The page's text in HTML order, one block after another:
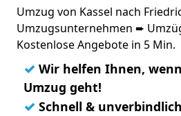
Umzug von Kassel nach
Umzugsunternehmen ➨
Kostenlose Angebote in 5 Min.
✓ Wir helfen Ihnen,
Umzug geht!
✓ Schnell &